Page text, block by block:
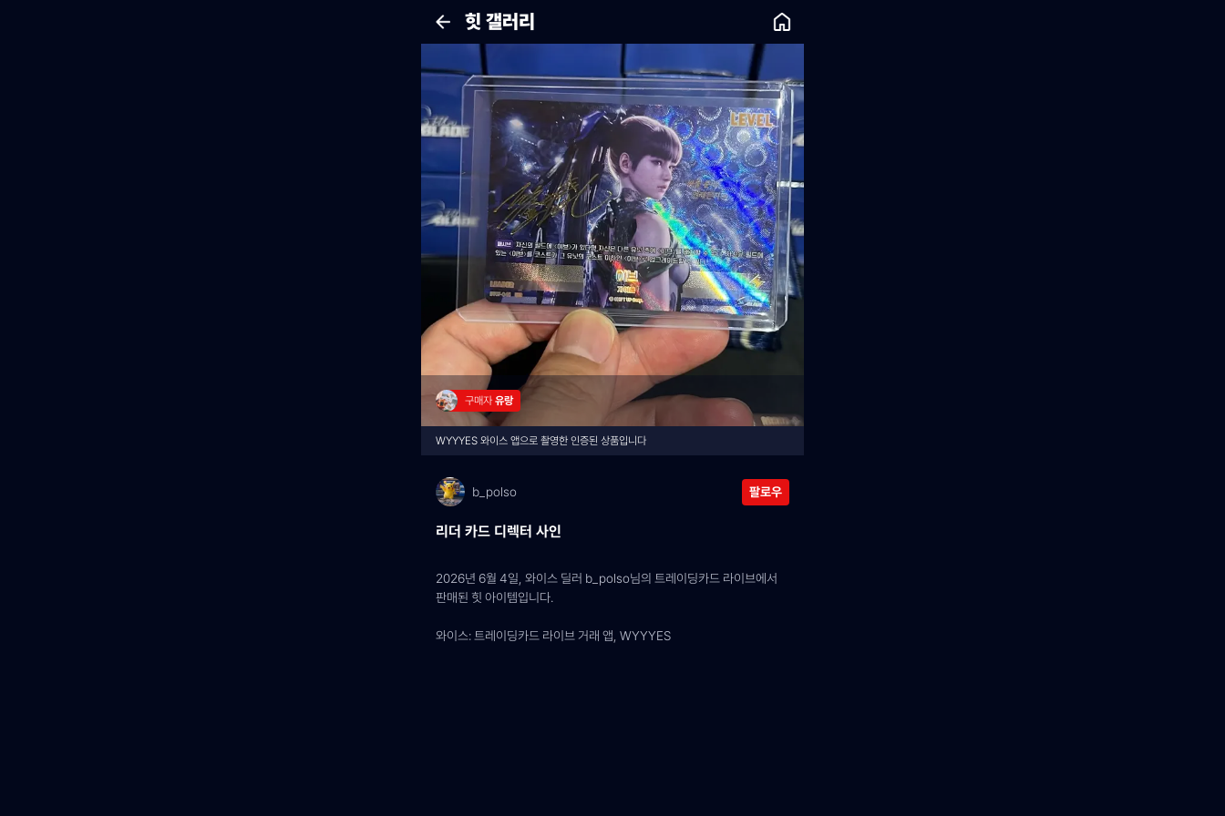
힛 갤러리
구매자 유랑
WYYYES 와이스 앱으로 촬영한 인증된 상품입니다
b_polso 팔로우
리더 카드 디렉터 사인
2026년 6월 4일, 와이스 딜러 b_polso님의 트레이딩카드 라이브에서
판매된 힛 아이템입니다.
와이스: 트레이딩카드 라이브 거래 앱, WYYYES